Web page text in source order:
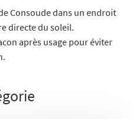
Consoude dans un endroit
directe du soleil.
après usage pour éviter